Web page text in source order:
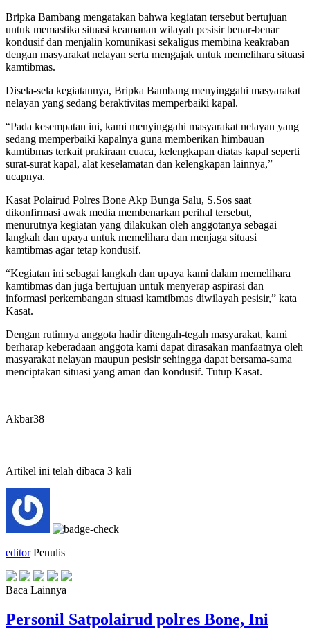
Bripka Bambang mengatakan bahwa kegiatan tersebut bertujuan
untuk memastika situasi keamanan wilayah pesisir benar-benar
kondusif dan menjalin komunikasi sekaligus membina keakraban
dengan masyarakat nelayan serta mengajak untuk memelihara situasi
kamtibmas.
Disela-sela kegiatannya, Bripka Bambang menyinggahi masyarakat
nelayan yang sedang beraktivitas memperbaiki kapal.
“Pada kesempatan ini, kami menyinggahi masyarakat nelayan yang
sedang memperbaiki kapalnya guna memberikan himbauan
kamtibmas terkait prakiraan cuaca, kelengkapan diatas kapal seperti
surat-surat kapal, alat keselamatan dan kelengkapan lainnya,”
ucapnya.
Kasat Polairud Polres Bone Akp Bunga Salu, S.Sos saat
dikonfirmasi awak media membenarkan perihal tersebut,
menurutnya kegiatan yang dilakukan oleh anggotanya sebagai
langkah dan upaya untuk memelihara dan menjaga situasi
kamtibmas agar tetap kondusif.
“Kegiatan ini sebagai langkah dan upaya kami dalam memelihara
kamtibmas dan juga bertujuan untuk menyerap aspirasi dan
informasi perkembangan situasi kamtibmas diwilayah pesisir,” kata
Kasat.
Dengan rutinnya anggota hadir ditengah-tegah masyarakat, kami
berharap keberadaan anggota kami dapat dirasakan manfaatnya oleh
masyarakat nelayan maupun pesisir sehingga dapat bersama-sama
menciptakan situasi yang aman dan kondusif. Tutup Kasat.
Akbar38
Artikel ini telah dibaca 3 kali
editor Penulis
Baca Lainnya
Personil Satpolairud polres Bone, Ini